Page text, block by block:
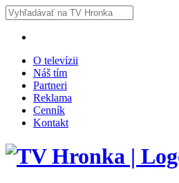
O televízii
Náš tím
Partneri
Reklama
Cenník
Kontakt